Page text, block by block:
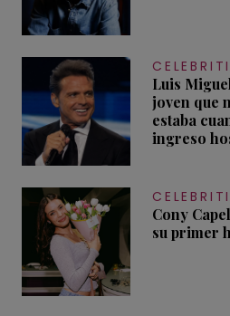
Luis
joven que
estaba
ingreso
Cony
su primer